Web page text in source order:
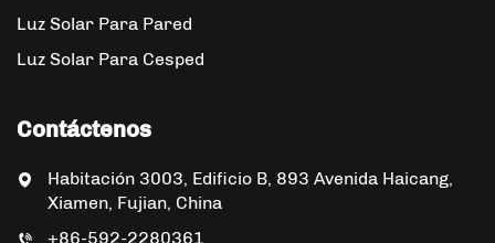
Luz Solar Para Pared
Luz Solar Para Cesped
Contáctenos
Habitación 3003, Edificio B, 893 Avenida Haicang,
Xiamen, Fujian, China
+86-592-2280361